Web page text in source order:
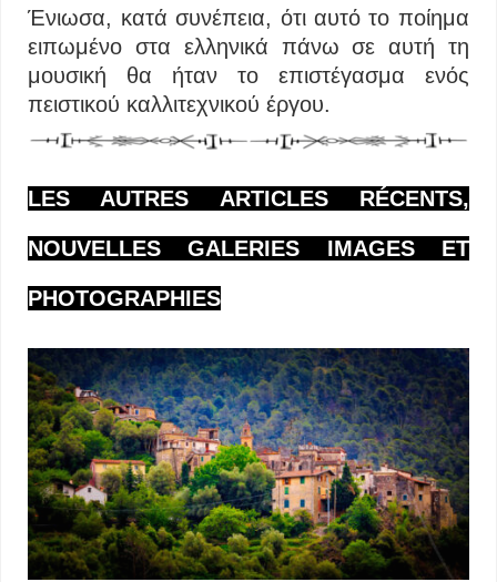
Ένιωσα, κατά συνέπεια, ότι αυτό το ποίημα
ειπωμένο στα ελληνικά πάνω σε αυτή τη
μουσική θα ήταν το επιστέγασμα ενός
πειστικού καλλιτεχνικού έργου.
LES AUTRES ARTICLES RÉCENTS,
NOUVELLES GALERIES IMAGES ET
PHOTOGRAPHIES